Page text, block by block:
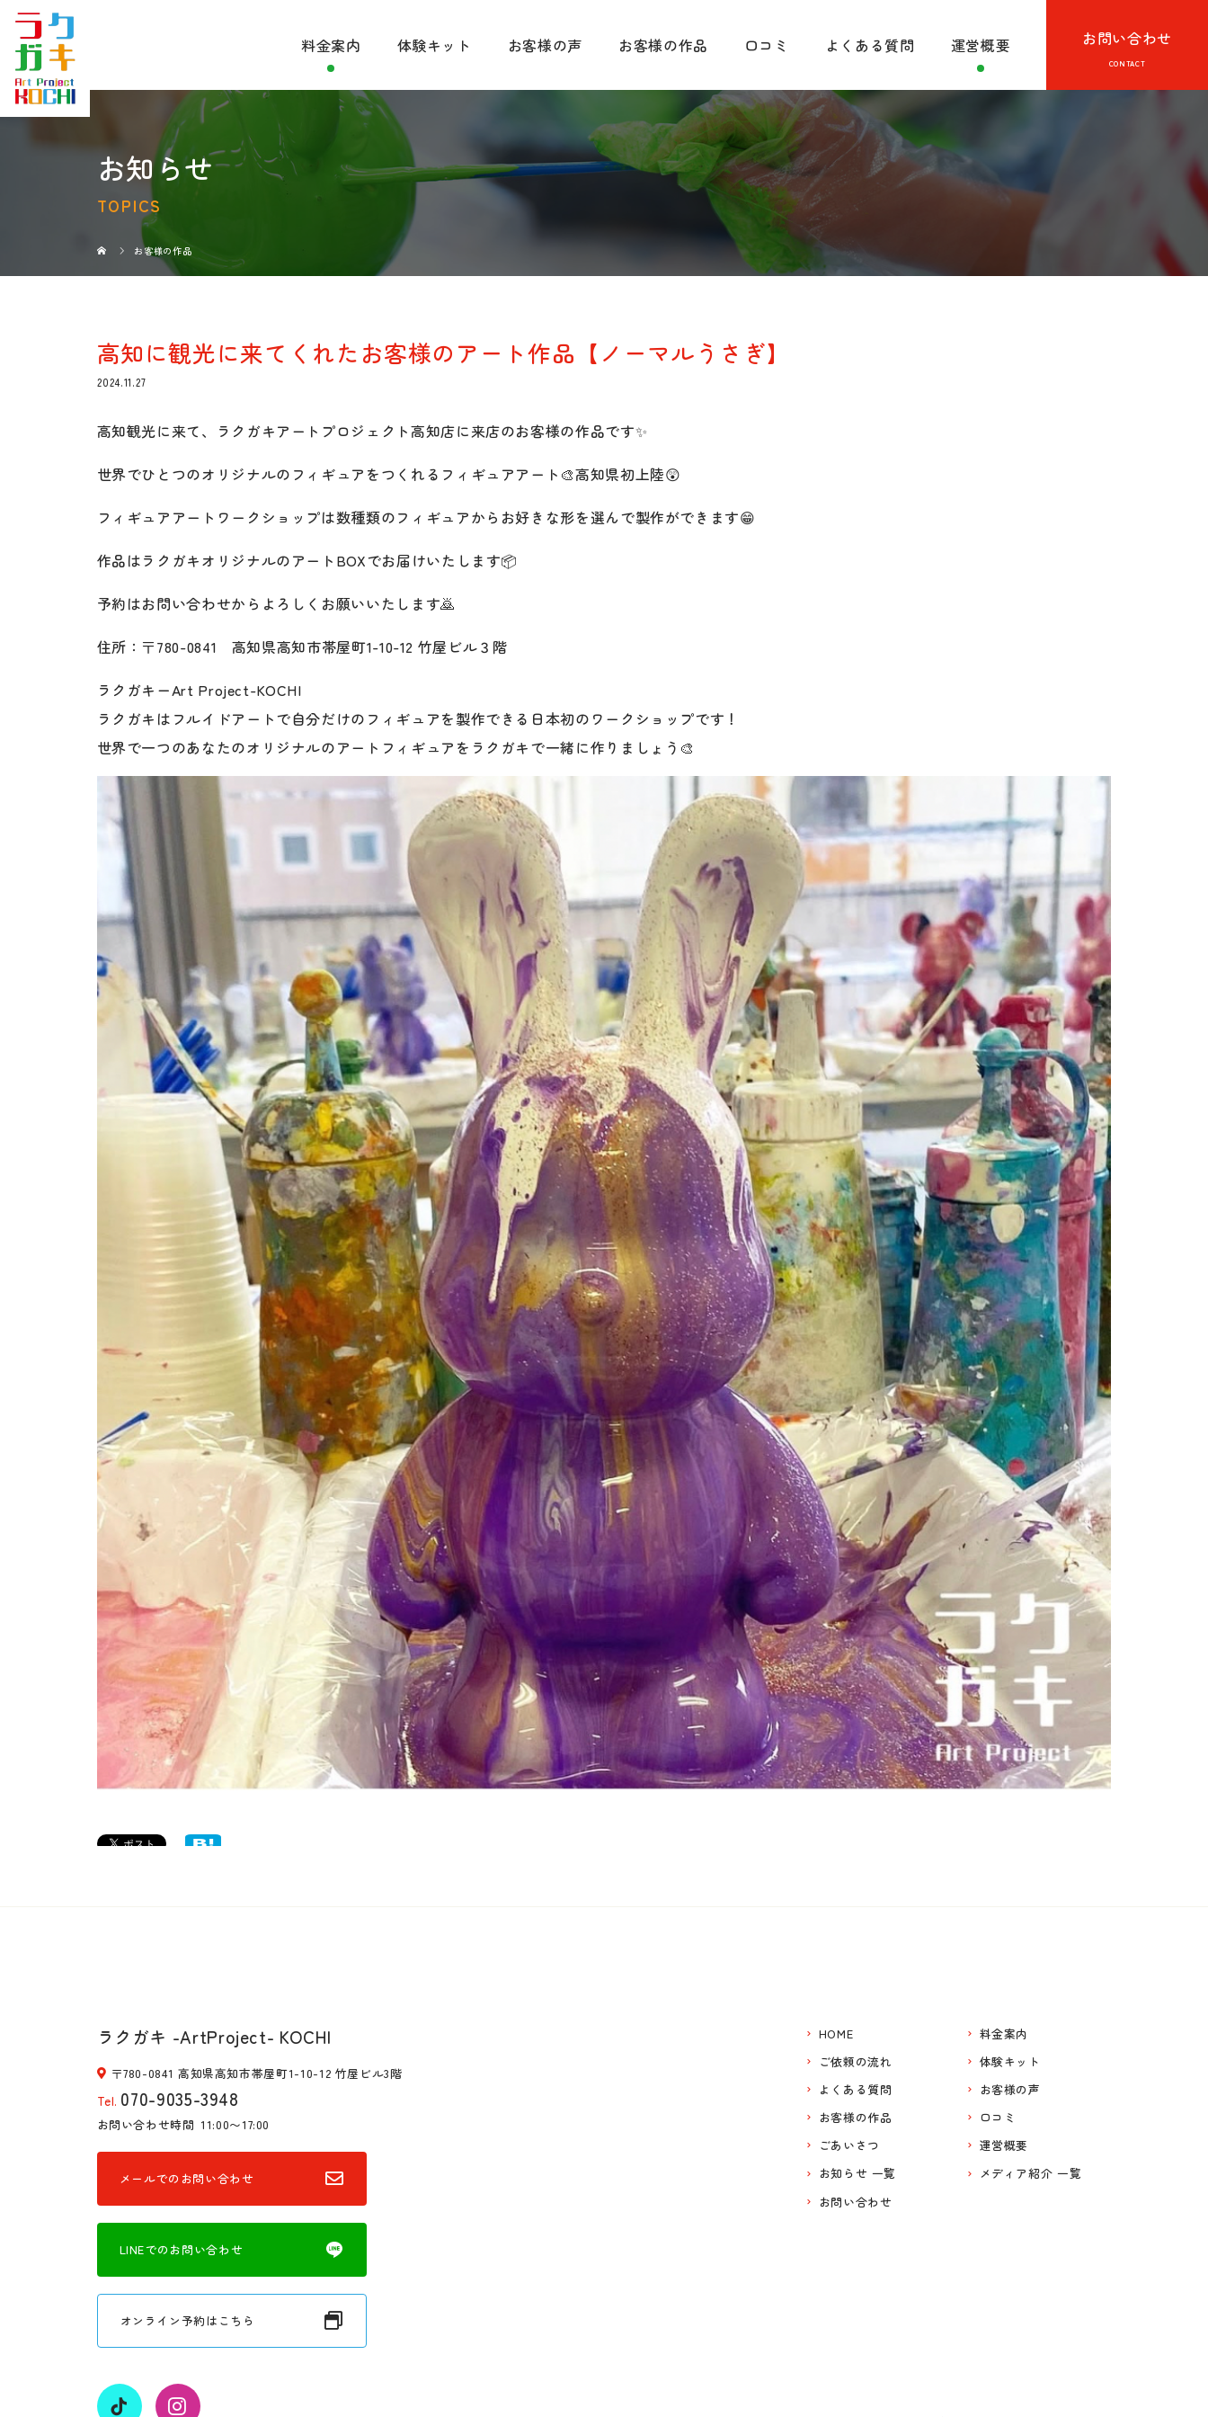
料金案内 体験キット お客様の声 お客様の作品 口コミ よくある質問 運営概要 お問い合わせ
お知らせ
TOPICS
お客様の作品
高知に観光に来てくれたお客様のアート作品【ノーマルうさぎ】
2024.11.27
高知観光に来て、ラクガキアートプロジェクト高知店に来店のお客様の作品です✨
世界でひとつのオリジナルのフィギュアをつくれるフィギュアアート🎨高知県初上陸😲
フィギュアアートワークショップは数種類のフィギュアからお好きな形を選んで製作ができます😁
作品はラクガキオリジナルのアートBOXでお届けいたします📦
予約はお問い合わせからよろしくお願いいたします🙇
住所：〒780-0841 高知県高知市帯屋町1-10-12 竹屋ビル３階
ラクガキーArt Project-KOCHI
ラクガキはフルイドアートで自分だけのフィギュアを製作できる日本初のワークショップです！
世界で一つのあなたのオリジナルのアートフィギュアをラクガキで一緒に作りましょう🎨
ラクガキ -ArtProject- KOCHI
〒780-0841 高知県高知市帯屋町1-10-12 竹屋ビル3階
Tel. 070-9035-3948
お問い合わせ時間 11:00〜17:00
メールでのお問い合わせ
LINEでのお問い合わせ
オンライン予約はこちら
HOME
料金案内
ご依頼の流れ
体験キット
よくある質問
お客様の声
お客様の作品
口コミ
ごあいさつ
運営概要
お知らせ 一覧
メディア紹介 一覧
お問い合わせ